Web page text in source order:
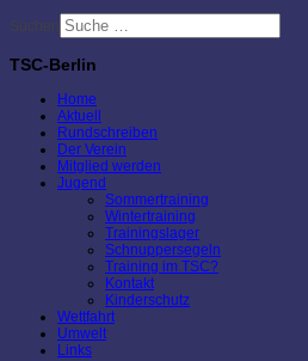
Suchen
TSC-Berlin
Home
Aktuell
Rundschreiben
Der Verein
Mitglied werden
Jugend
Sommertraining
Wintertraining
Trainingslager
Schnuppersegeln
Training im TSC?
Kontakt
Kinderschutz
Wettfahrt
Umwelt
Links